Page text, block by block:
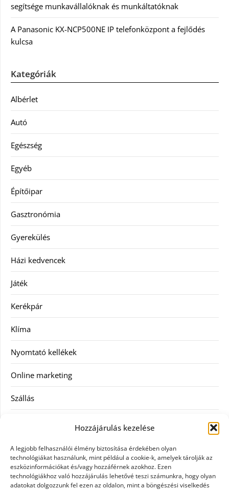
Hozzájárulás kezelése
A legjobb felhasználói élmény biztosítása érdekében olyan
technológiákat használunk, mint például a cookie-k, amelyek tárolják az
eszközinformációkat és/vagy hozzáférnek azokhoz. Ezen
technológiákhoz való hozzájárulás lehetővé teszi számunkra, hogy olyan
adatokat dolgozzunk fel ezen az oldalon, mint a böngészési viselkedés
segítsége munkavállalóknak és munkáltatóknak
A Panasonic KX-NCP500NE IP telefonközpont a fejlődés
kulcsa
Kategóriák
Albérlet
Autó
Egészség
Egyéb
Építőipar
Gasztronómia
Gyerekülés
Házi kedvencek
Játék
Kerékpár
Klíma
Nyomtató kellékek
Online marketing
Szállás
Szellőztető
Szolgáltatás